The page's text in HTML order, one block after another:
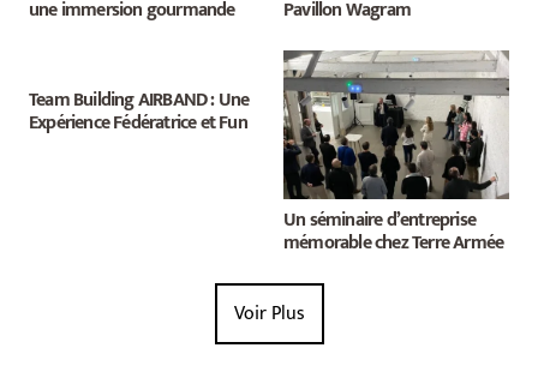
une immersion gourmande Pavillon Wagram
Team Building AIRBAND : Une
Expérience Fédératrice et Fun
Un séminaire d’entreprise
mémorable chez Terre Armée
Voir Plus